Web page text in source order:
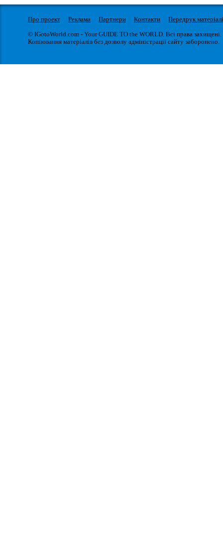
Про проект Реклама Партнери Контакти
Передрук
© IGotoWorld.com - Your GUIDE TO the WORLD. Всі права захищені.
Копіювання матеріалів без дозволу адміністрації сайту заборонено.